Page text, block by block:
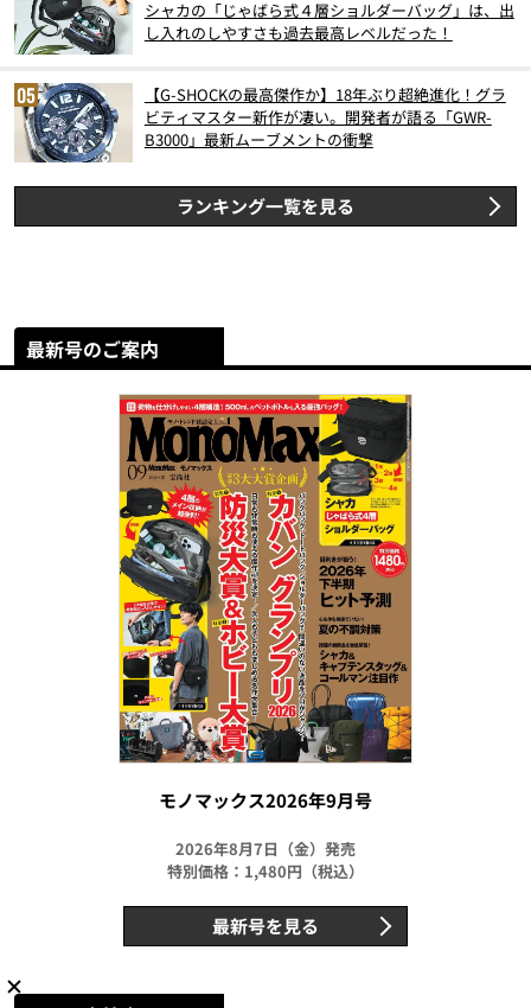
シャカの「じゃばら式４層ショルダーバッグ」は、出
し入れのしやすさも過去最高レベルだった！
【G-SHOCKの最高傑作か】18年ぶり超絶進化！グラ
ビティマスター新作が凄い。開発者が語る「GWR-
B3000」最新ムーブメントの衝撃
ランキング一覧を見る
最新号のご案内
モノマックス2026年9月号
2026年8月7日（金）発売
特別価格：1,480円（税込）
最新号を見る